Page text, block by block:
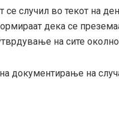
се случил во текот на
дека се
на сите
документирање на